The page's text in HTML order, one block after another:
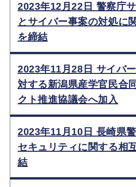
2023年12月22日 警察庁
とサイバー事案の対処に
を締結
2023年11月28日 サイバ
対する新潟県産学官民合
クト推進協議会へ加入
2023年11月10日 長崎県
セキュリティに関する相
結